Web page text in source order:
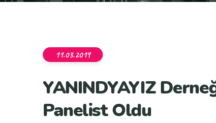
11.03.2019
YANINDYAYIZ
Panelist Oldu